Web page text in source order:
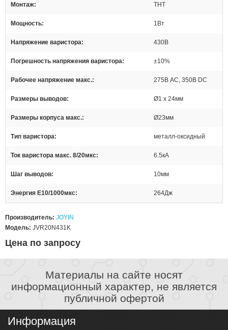
Монтаж THT
Мощность 1Вт
Напряжение варистора 430В
Погрешность напряжения варистора ±10%
Рабочее напряжение макс. 275В AC, 350В DC
Размеры выводов Ø1 x 24мм
Размеры корпуса макс. Ø23мм
Тип варистора металл-оксидный
Ток варистора макс. 8/20мкс 6.5кА
Шаг выводов 10мм
Энергия Е10/1000мкс 264Дж
Производитель: JOYIN
Модель: JVR20N431K
Цена по запросу
Материалы на сайте носят
информационный характер, не является
публичной офертой
Информация